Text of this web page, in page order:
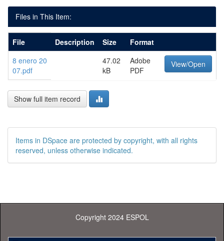
Files in This Item:
File Description Size
Format
8 enero 20
07.pdf
47.02
kB
Adobe
PDF
View/Open
Show full item record
Items in DSpace are protected by copyright, with all rights
reserved, unless otherwise indicated.
Copyright 2024 ESPOL